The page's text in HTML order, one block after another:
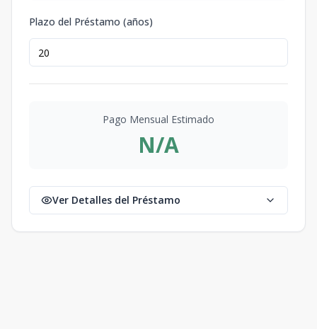
Plazo del Préstamo (años)
Pago Mensual Estimado
N/A
Ver Detalles del Préstamo